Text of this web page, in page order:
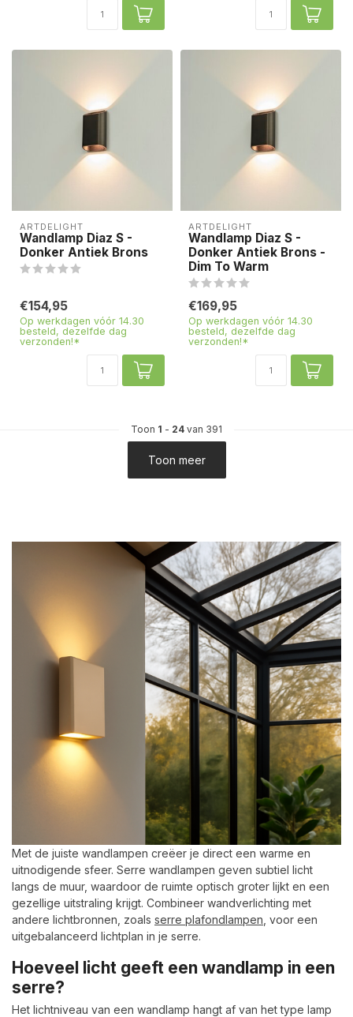
ARTDELIGHT
Wandlamp Diaz S -
Donker Antiek Brons
€154,95
Op werkdagen vóór 14.30
besteld, dezelfde dag
verzonden!*
ARTDELIGHT
Wandlamp Diaz S -
Donker Antiek Brons -
Dim To Warm
€169,95
Op werkdagen vóór 14.30
besteld, dezelfde dag
verzonden!*
Toon 1 - 24 van 391
Toon meer
Met de juiste wandlampen creëer je direct een warme en
uitnodigende sfeer. Serre wandlampen geven subtiel licht
langs de muur, waardoor de ruimte optisch groter lijkt en een
gezellige uitstraling krijgt. Combineer wandverlichting met
andere lichtbronnen, zoals serre plafondlampen , voor een
uitgebalanceerd lichtplan in je serre.
Hoeveel licht geeft een wandlamp in een
serre?
Het lichtniveau van een wandlamp hangt af van het type lamp